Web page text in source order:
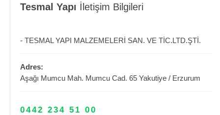
Tesmal Yapı İletişim Bilgileri
- TESMAL YAPI MALZEMELERİ SAN. VE TİC.LTD.ŞTİ.
Adres:
Aşağı Mumcu Mah. Mumcu Cad. 65 Yakutiye / Erzurum
0442 234 51 00